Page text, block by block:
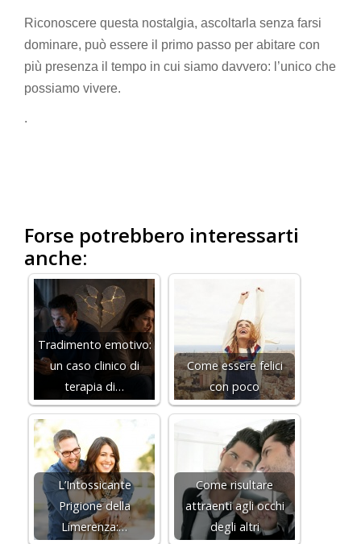
Riconoscere questa nostalgia, ascoltarla senza farsi
dominare, può essere il primo passo per abitare con
più presenza il tempo in cui siamo davvero: l’unico che
possiamo vivere.
.
Forse potrebbero interessarti
anche:
Tradimento emotivo:
un caso clinico di
terapia di…
Come essere felici
con poco
L’Intossicante
Prigione della
Limerenza:…
Come risultare
attraenti agli occhi
degli altri